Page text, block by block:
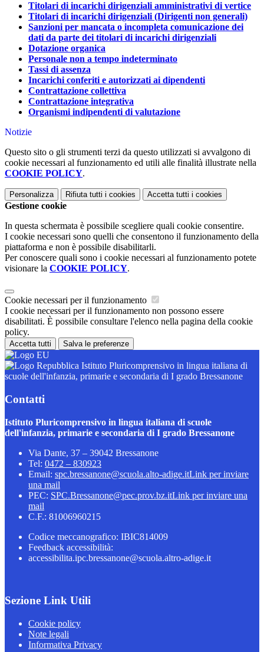
Titolari di incarichi dirigenziali amministrativi di vertice
Titolari di incarichi dirigenziali (Dirigenti non generali)
Sanzioni per mancata o incompleta comunicazione dei
dati da parte dei titolari di incarichi dirigenziali
Dotazione organica
Personale non a tempo indeterminato
Tassi di assenza
Incarichi conferiti e autorizzati ai dipendenti
Contrattazione collettiva
Contrattazione integrativa
Organismi indipendenti di valutazione
Notizie
Questo sito o gli strumenti terzi da questo utilizzati si avvalgono di
cookie necessari al funzionamento ed utili alle finalità illustrate nella
COOKIE POLICY.
Personalizza Rifiuta tutti i cookies Accetta tutti i cookies
Gestione cookie
In questa schermata è possibile scegliere quali cookie consentire.
I cookie necessari sono quelli che consentono il funzionamento della
piattaforma e non è possibile disabilitarli.
Per conoscere quali sono i cookie necessari al funzionamento potete
visionare la COOKIE POLICY.
Cookie necessari per il funzionamento
I cookie necessari per il funzionamento non possono essere
disabilitati. È possibile consultare l'elenco nella pagina della cookie
policy.
Accetta tutti Salva le preferenze
Istituto Pluricomprensivo in lingua italiana di
scuole dell'infanzia, primarie e secondaria di I grado Bressanone
Contatti
Istituto Pluricomprensivo in lingua italiana di scuole
dell'infanzia, primarie e secondaria di I grado Bressanone
Via Dante, 37 – 39042 Bressanone
Tel: 0472 – 830923
Email: spc.bressanone@scuola.alto-adige.itLink per inviare
una mail
PEC: SPC.Bressanone@pec.prov.bz.itLink per inviare una
mail
C.F.: 81006960215
Codice meccanografico: IBIC814009
Feedback accessibilità:
accessibilita.ipc.bressanone@scuola.altro-adige.it
Sezione Link Utili
Cookie policy
Note legali
Informativa Privacy